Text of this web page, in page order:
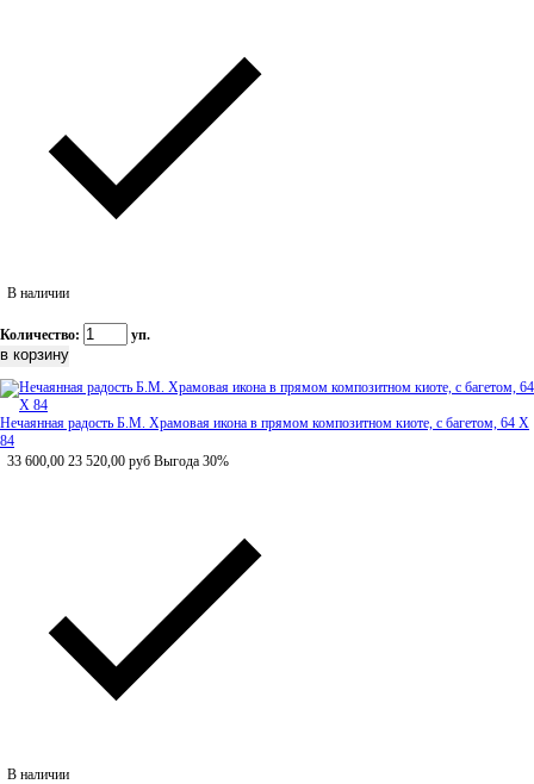
В наличии
Количество: уп.
Нечаянная радость Б.М. Храмовая икона в прямом композитном киоте, с багетом, 64 Х
84
33 600,00 23 520,00 руб Выгода 30%
В наличии